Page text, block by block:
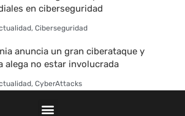
en ciberseguridad
,Ciberseguridad
anuncia un gran ciberataque y
alega no estar involucrada
,CyberAttacks
Autónoma de Barcelona es